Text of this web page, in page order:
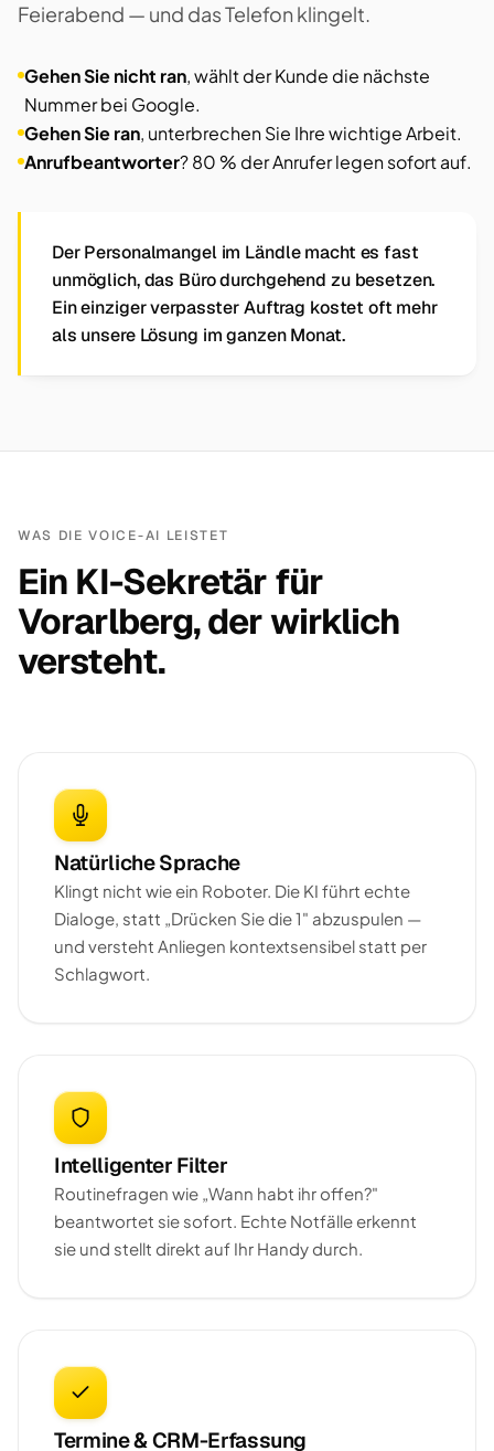
Feierabend — und das Telefon klingelt.
Gehen Sie nicht ran, wählt der Kunde die nächste
Nummer bei Google.
Gehen Sie ran, unterbrechen Sie Ihre wichtige Arbeit.
Anrufbeantworter? 80 % der Anrufer legen sofort auf.
Der Personalmangel im Ländle macht es fast
unmöglich, das Büro durchgehend zu besetzen.
Ein einziger verpasster Auftrag kostet oft mehr
als unsere Lösung im ganzen Monat.
WAS DIE VOICE-AI LEISTET
Ein KI-Sekretär für
Vorarlberg, der wirklich
versteht.
Natürliche Sprache
Klingt nicht wie ein Roboter. Die KI führt echte
Dialoge, statt „Drücken Sie die 1" abzuspulen —
und versteht Anliegen kontextsensibel statt per
Schlagwort.
Intelligenter Filter
Routinefragen wie „Wann habt ihr offen?"
beantwortet sie sofort. Echte Notfälle erkennt
sie und stellt direkt auf Ihr Handy durch.
Termine & CRM-Erfassung